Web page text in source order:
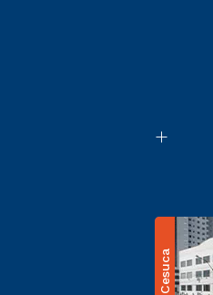
Cesuca